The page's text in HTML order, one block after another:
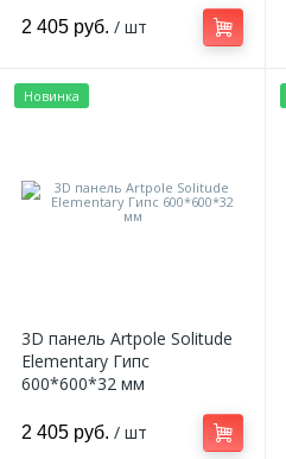
2 405 руб. / шт
Новинка
3D панель Artpole Solitude
Elementary Гипс
600*600*32 мм
2 405 руб. / шт
Сотрудничество